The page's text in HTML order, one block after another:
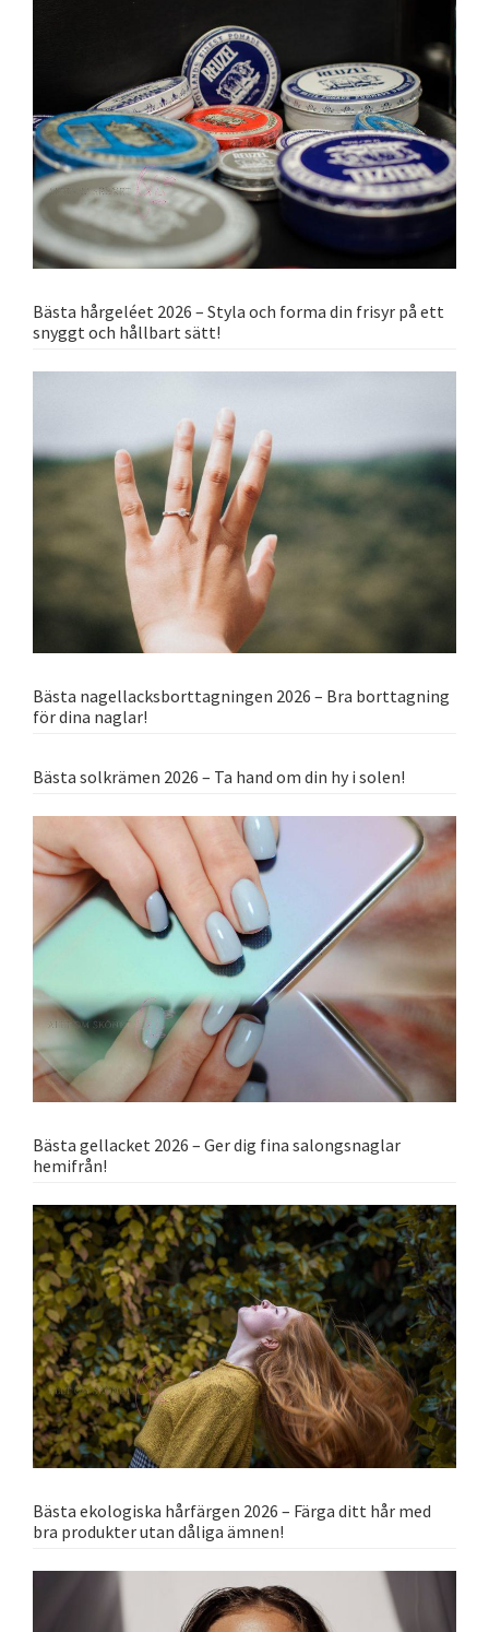
Bästa hårgeléet 2026 – Styla och forma din frisyr på ett
snyggt och hållbart sätt!
Bästa nagellacksborttagningen 2026 – Bra borttagning
för dina naglar!
Bästa solkrämen 2026 – Ta hand om din hy i solen!
Bästa gellacket 2026 – Ger dig fina salongsnaglar
hemifrån!
Bästa ekologiska hårfärgen 2026 – Färga ditt hår med
bra produkter utan dåliga ämnen!